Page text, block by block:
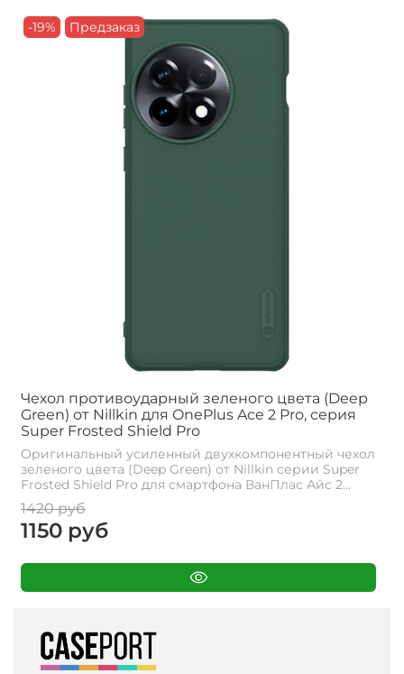
-19% Предзаказ
Чехол противоударный зеленого цвета (Deep
Green) от Nillkin для OnePlus Ace 2 Pro, серия
Super Frosted Shield Pro
Оригинальный усиленный двухкомпонентный чехол
зеленого цвета (Deep Green) от Nillkin серии Super
Frosted Shield Pro для смартфона ВанПлас Айс 2...
1420 руб
1150 руб